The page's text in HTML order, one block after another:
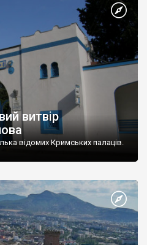
витвір
відомих Кримських палаців.